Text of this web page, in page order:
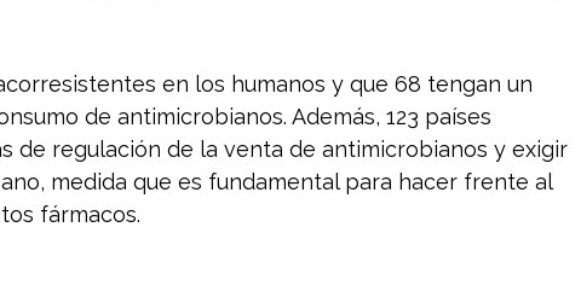
en los humanos y que 68 tengan un
de antimicrobianos. Además, 123 países
de regulación de la venta de antimicrobianos y exigir
medida que es fundamental para hacer frente al
fármacos.